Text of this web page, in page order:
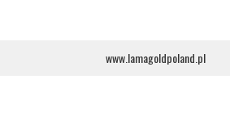
www.lamagoldpoland.pl